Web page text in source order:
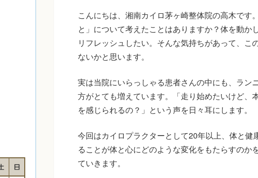
こんにちは、湘南カイロ茅ヶ崎整体院の高木です
と」について考えたことはありますか？体を動か
リフレッシュしたい。そんな気持ちがあって、こ
ないかと思います。
実は当院にいらっしゃる患者さんの中にも、ラン
方がとても増えています。「走り始めたいけど、
を感じられるの？」という声を日々耳にします。
今回はカイロプラクターとして20年以上、体と
ることが体と心にどのような変化をもたらすのか
ていきます。